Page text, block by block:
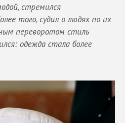
стремился
того, судил о людях по их
переворотом стиль
одежда стала более